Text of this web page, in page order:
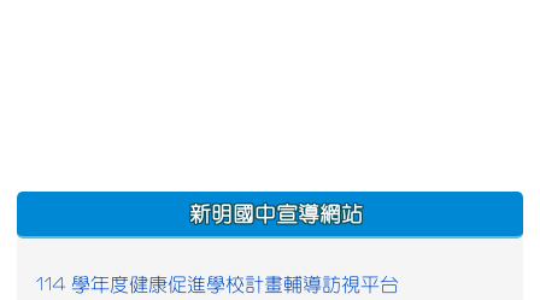
:::
新明國中宣導網站
114 學年度健康促進學校計畫輔導訪視平台